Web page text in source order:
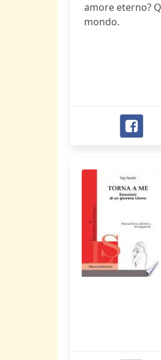
amore eterno?
mondo.